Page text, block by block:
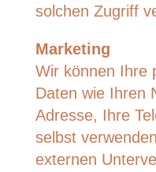
solchen Zugriff
Marketing
Wir können Ihre
Daten wie Ihren
Adresse, Ihre
selbst
externen